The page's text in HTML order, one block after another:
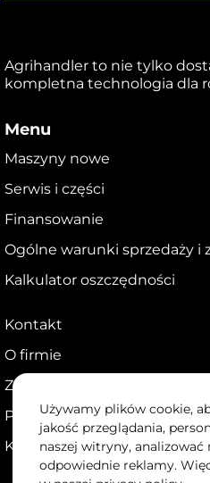
Agrihandler to nie tylko
kompletna technologia dla
Menu
Maszyny nowe
Serwis i części
Finansowanie
Ogólne warunki sprzedaży i
Kalkulator oszczędności
Kontakt
O firmie
Zostań dealerem
Portal dla dealerów
Kariera
Używamy plików cookie,
jakość przeglądania,
naszej witryny,
odpowiednie reklamy.